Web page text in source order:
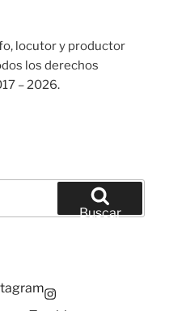
locutor y productor
los derechos
– 2026.
Buscar